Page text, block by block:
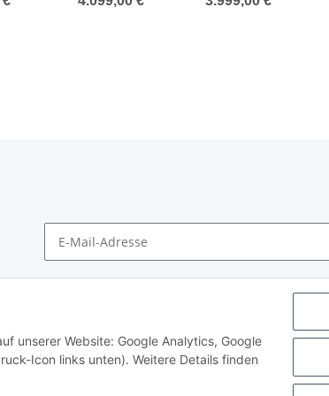
unserer Website: Google Analytics, Google
Icon links unten). Weitere Details finden